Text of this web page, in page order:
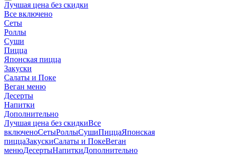
Лучшая цена без скидки
Все включено
Сеты
Роллы
Суши
Пицца
Японская пицца
Закуски
Салаты и Поке
Веган меню
Десерты
Напитки
Дополнительно
Лучшая цена без скидкиВсе
включеноСетыРоллыСушиПиццаЯпонская
пиццаЗакускиСалаты и ПокеВеган
менюДесертыНапиткиДополнительно